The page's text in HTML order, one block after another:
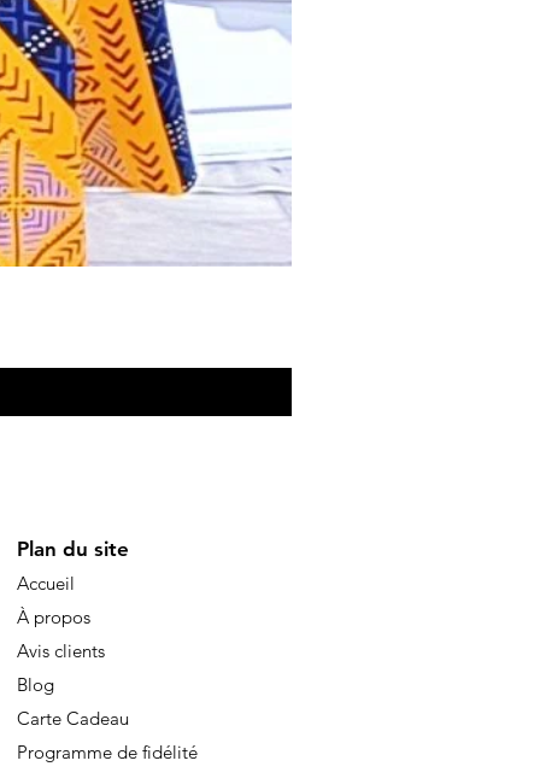
Plan du site
Accueil
À propos
Avis clients
Blog
Carte Cadeau
Programme de fidélité